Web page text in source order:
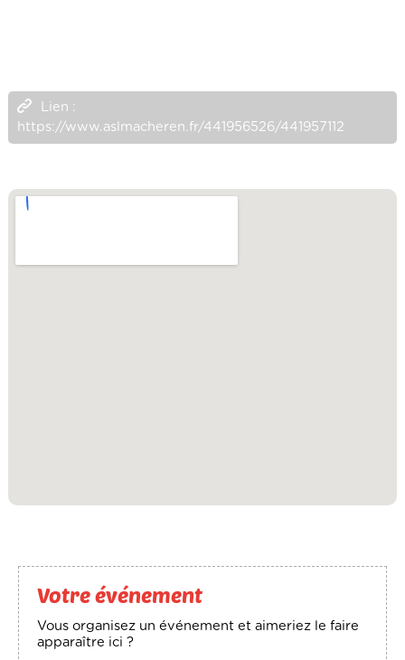
Lien :
https://www.aslmacheren.fr/441956526/441957112
Votre événement
Vous organisez un événement et aimeriez le faire
apparaître ici ?